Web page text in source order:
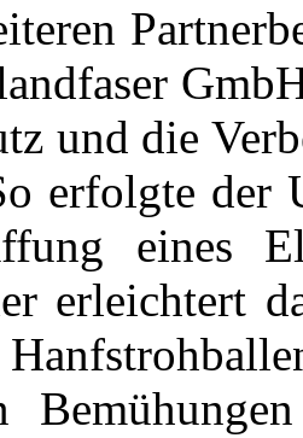
und die
erfolgte der
eines
erleichtert